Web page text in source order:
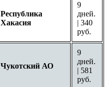
Республика
Хакасия
9
дней.
| 340
руб.
Чукотский АО
9
дней.
| 581
руб.